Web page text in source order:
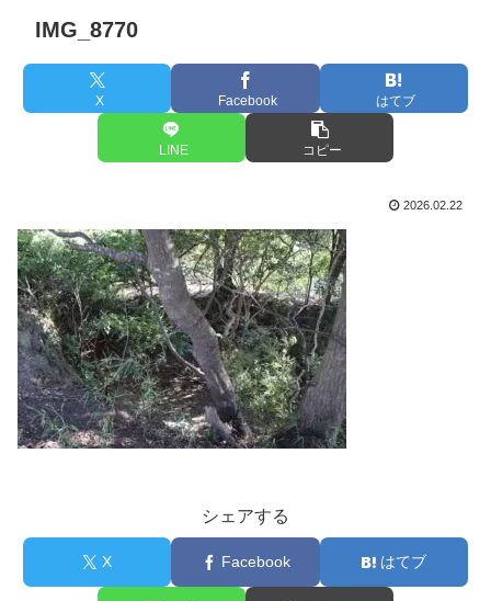
IMG_8770
X Facebook はてブ
LINE コピー
2026.02.22
シェアする
X Facebook はてブ